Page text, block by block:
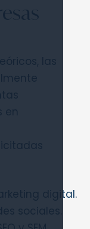
las
digital.